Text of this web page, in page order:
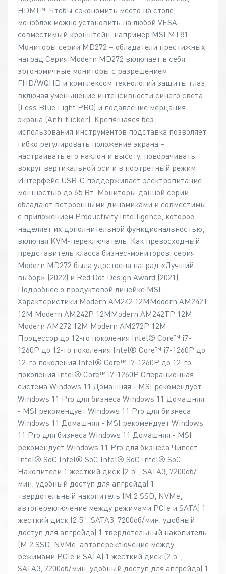
HDMI™. Чтобы сэкономить место на столе,
моноблок можно установить на любой VESA-
совместимый кронштейн, например MSI MT81.
Мониторы серии MD272 – обладатели престижных
наград Серия Modern MD272 включает в себя
эргономичные мониторы с разрешением
FHD/WQHD и комплексом технологий защиты глаз,
включая уменьшение интенсивности синего света
(Less Blue Light PRO) и подавление мерцания
экрана (Anti-flicker). Крепящаяся без
использования инструментов подставка позволяет
гибко регулировать положение экрана –
настраивать его наклон и высоту, поворачивать
вокруг вертикальной оси и в портретный режим.
Интерфейс USB-C поддерживает электропитание
мощностью до 65 Вт. Мониторы данной серии
обладают встроенными динамиками и совместимы
с приложением Productivity Intelligence, которое
наделяет их дополнительной функциональностью,
включая KVM-переключатель. Как превосходный
представитель класса бизнес-мониторов, серия
Modern MD272 была удостоена наград «Лучший
выбор» (2022) и Red Dot Design Award (2021).
Подробнее о продуктовой линейке MSI:
Характеристики Modern AM242 12MModern AM242T
12M Modern AM242P 12MModern AM242TP 12M
Modern AM272 12M Modern AM272P 12M
Процессор до 12-го поколения Intel® Core™ i7-
1260P до 12-го поколения Intel® Core™ i7-1260P до
12-го поколения Intel® Core™ i7-1260P до 12-го
поколения Intel® Core™ i7-1260P Операционная
система Windows 11 Домашняя - MSI рекомендует
Windows 11 Pro для бизнеса Windows 11 Домашняя
- MSI рекомендует Windows 11 Pro для бизнеса
Windows 11 Домашняя - MSI рекомендует Windows
11 Pro для бизнеса Windows 11 Домашняя - MSI
рекомендует Windows 11 Pro для бизнеса Чипсет
Intel® SoC Intel® SoC Intel® SoC Intel® SoC
Накопители 1 жесткий диск (2.5'', SATA3, 7200об/
мин, удобный доступ для апгрейда) 1
твердотельный накопитель (M.2 SSD, NVMe,
автопереключение между режимами PCIe и SATA) 1
жесткий диск (2.5'', SATA3, 7200об/мин, удобный
доступ для апгрейда) 1 твердотельный накопитель
(M.2 SSD, NVMe, автопереключение между
режимами PCIe и SATA) 1 жесткий диск (2.5'',
SATA3, 7200об/мин, удобный доступ для апгрейда) 1